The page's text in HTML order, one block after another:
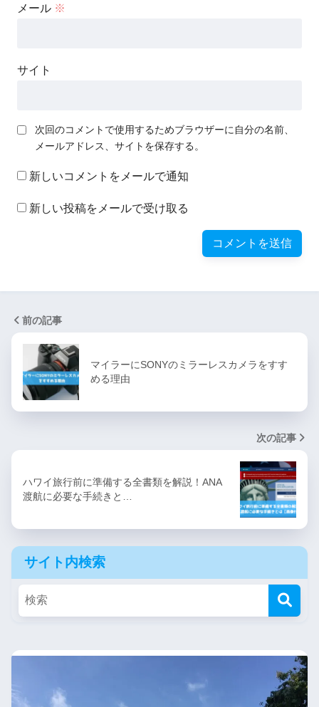
メール ※
サイト
次回のコメントで使用するためブラウザーに自分の名前、
メールアドレス、サイトを保存する。
新しいコメントをメールで通知
新しい投稿をメールで受け取る
前の記事
マイラーにSONYのミラーレスカメラをすす
める理由
次の記事
ハワイ旅行前に準備する全書類を解説！ANA
渡航に必要な手続きと…
サイト内検索